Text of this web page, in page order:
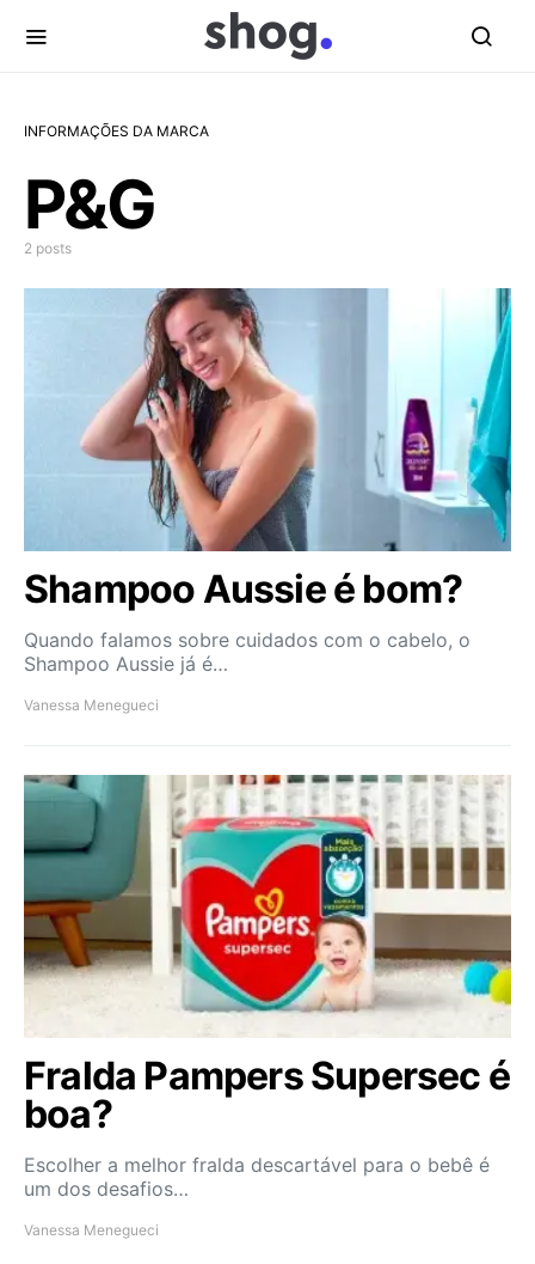
INFORMAÇÕES DA MARCA
P&G
2 posts
Shampoo Aussie é bom?
Quando falamos sobre cuidados com o cabelo, o
Shampoo Aussie já é…
Vanessa Menegueci
Fralda Pampers Supersec é
boa?
Escolher a melhor fralda descartável para o bebê é
um dos desafios…
Vanessa Menegueci